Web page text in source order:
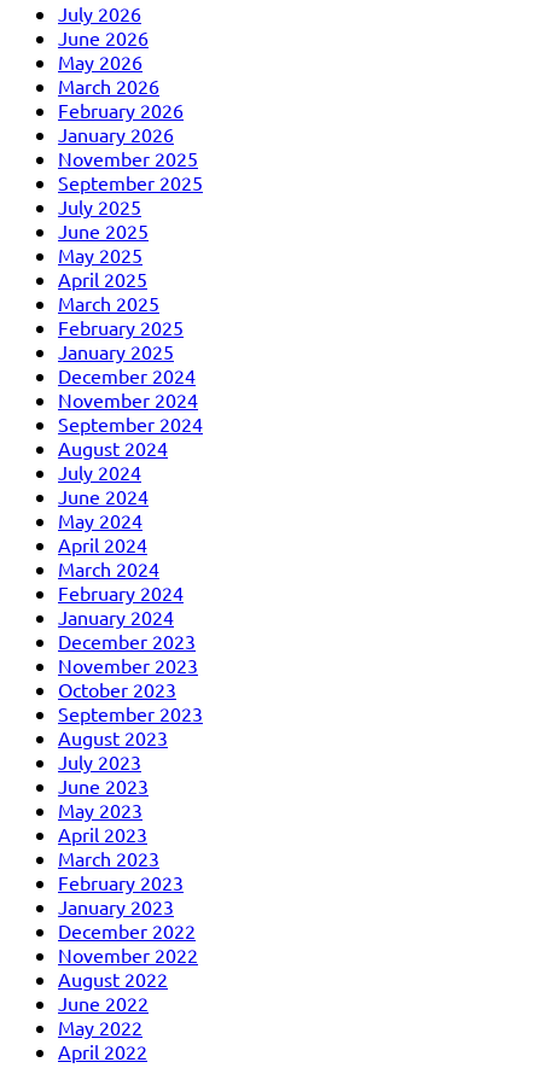
July 2026
June 2026
May 2026
March 2026
February 2026
January 2026
November 2025
September 2025
July 2025
June 2025
May 2025
April 2025
March 2025
February 2025
January 2025
December 2024
November 2024
September 2024
August 2024
July 2024
June 2024
May 2024
April 2024
March 2024
February 2024
January 2024
December 2023
November 2023
October 2023
September 2023
August 2023
July 2023
June 2023
May 2023
April 2023
March 2023
February 2023
January 2023
December 2022
November 2022
August 2022
June 2022
May 2022
April 2022